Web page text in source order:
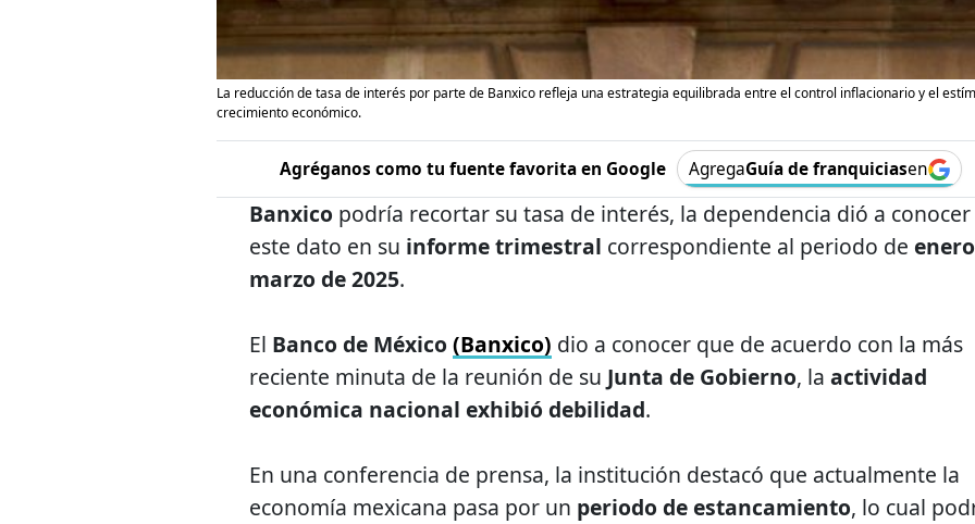
La reducción de tasa de interés por parte de Banxico refleja una estrategia equilibrada entre el control inflacionario y el
crecimiento económico.
Agréganos como tu fuente favorita en Google AgregaGuía de franquiciasen
Banxico podría recortar su tasa de interés, la dependencia dió a conocer
este dato en su informe trimestral correspondiente al periodo de
marzo de 2025.
El Banco de México (Banxico) dio a conocer que de acuerdo con la más
reciente minuta de la reunión de su Junta de Gobierno, la actividad
económica nacional exhibió debilidad.
En una conferencia de prensa, la institución destacó que actualmente la
economía mexicana pasa por un periodo de estancamiento, lo cual